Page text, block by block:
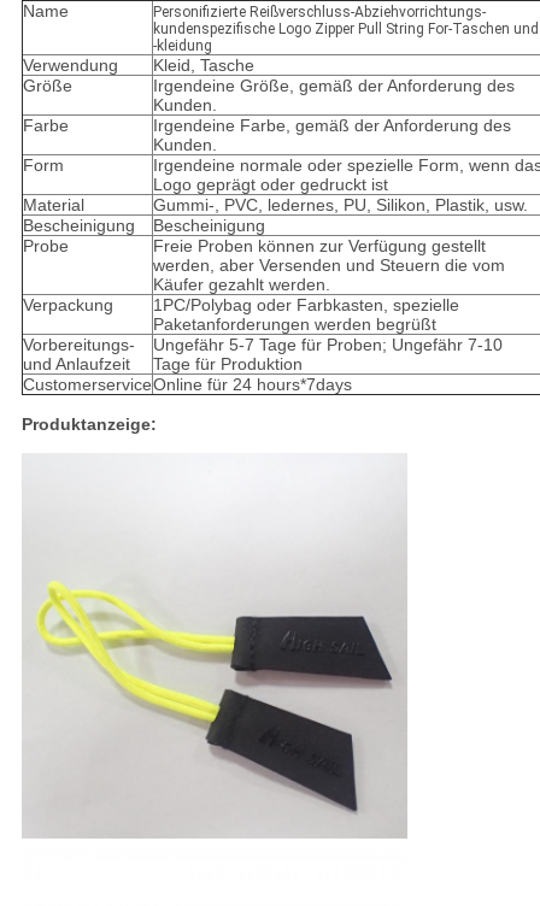
Name
Personifizierte Reißverschluss-Abziehvorrichtungs-
kundenspezifische Logo Zipper Pull String For-Taschen und
-kleidung
Verwendung
Kleid, Tasche
Größe
Irgendeine Größe, gemäß der Anforderung des
Kunden.
Farbe
Irgendeine Farbe, gemäß der Anforderung des
Kunden.
Form
Irgendeine normale oder spezielle Form, wenn
Logo geprägt oder gedruckt ist
Material
Gummi-, PVC, ledernes, PU, Silikon, Plastik, usw.
Bescheinigung
Bescheinigung
Probe
Freie Proben können zur Verfügung gestellt
werden, aber Versenden und Steuern die vom
Käufer gezahlt werden.
Verpackung
1PC/Polybag oder Farbkasten, spezielle
Paketanforderungen werden begrüßt
Vorbereitungs-
und Anlaufzeit
Ungefähr 5-7 Tage für Proben; Ungefähr 7-10
Tage für Produktion
CustomerserviceOnline für 24 hours*7days
Produktanzeige: